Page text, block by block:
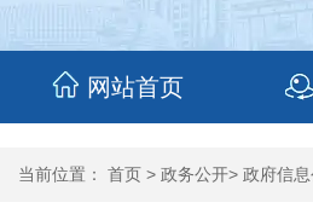
网站首页
当前位置： 首页 > 政务公开> 政府信